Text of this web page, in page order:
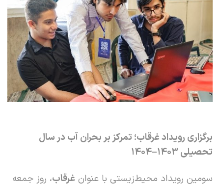
برگزاری رویداد غرقاب؛ تمرکز بر بحران آب در سال
تحصیلی ۱۴۰۳–۱۴۰۴
سومین رویداد محیط‌زیستی با عنوان غرقاب، روز جمعه